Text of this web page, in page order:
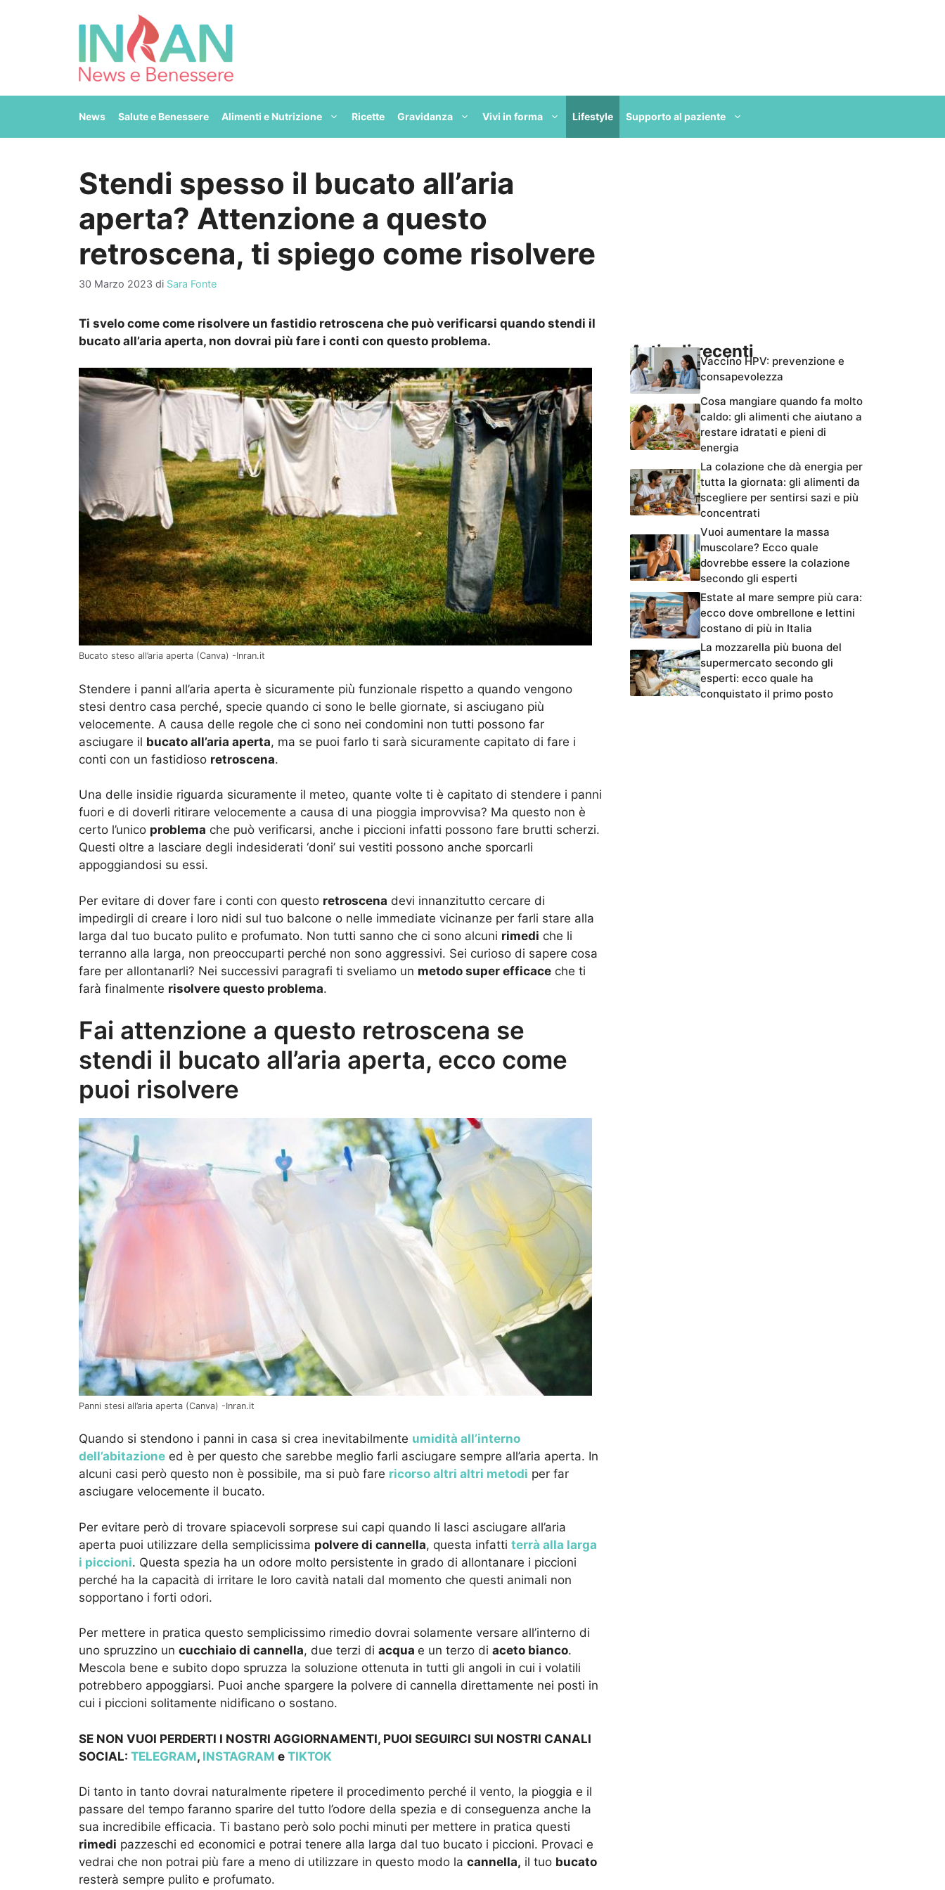
News Salute e Benessere Alimenti e Nutrizione Ricette Gravidanza Vivi in forma Lifestyle Supporto al paziente
Stendi spesso il bucato all’aria
aperta? Attenzione a questo
retroscena, ti spiego come risolvere
30 Marzo 2023 di Sara Fonte
Ti svelo come come risolvere un fastidio retroscena che può verificarsi quando stendi il
bucato all’aria aperta, non dovrai più fare i conti con questo problema.
Bucato steso all’aria aperta (Canva) -Inran.it
Stendere i panni all’aria aperta è sicuramente più funzionale rispetto a quando vengono
stesi dentro casa perché, specie quando ci sono le belle giornate, si asciugano più
velocemente. A causa delle regole che ci sono nei condomini non tutti possono far
asciugare il bucato all’aria aperta, ma se puoi farlo ti sarà sicuramente capitato di fare i
conti con un fastidioso retroscena.
Una delle insidie riguarda sicuramente il meteo, quante volte ti è capitato di stendere i panni
fuori e di doverli ritirare velocemente a causa di una pioggia improvvisa? Ma questo non è
certo l’unico problema che può verificarsi, anche i piccioni infatti possono fare brutti scherzi.
Questi oltre a lasciare degli indesiderati ‘doni’ sui vestiti possono anche sporcarli
appoggiandosi su essi.
Per evitare di dover fare i conti con questo retroscena devi innanzitutto cercare di
impedirgli di creare i loro nidi sul tuo balcone o nelle immediate vicinanze per farli stare alla
larga dal tuo bucato pulito e profumato. Non tutti sanno che ci sono alcuni rimedi che li
terranno alla larga, non preoccuparti perché non sono aggressivi. Sei curioso di sapere cosa
fare per allontanarli? Nei successivi paragrafi ti sveliamo un metodo super efficace che ti
farà finalmente risolvere questo problema.
Fai attenzione a questo retroscena se
stendi il bucato all’aria aperta, ecco come
puoi risolvere
Panni stesi all’aria aperta (Canva) -Inran.it
Quando si stendono i panni in casa si crea inevitabilmente umidità all’interno
dell’abitazione ed è per questo che sarebbe meglio farli asciugare sempre all’aria aperta. In
alcuni casi però questo non è possibile, ma si può fare ricorso altri altri metodi per far
asciugare velocemente il bucato.
Per evitare però di trovare spiacevoli sorprese sui capi quando li lasci asciugare all’aria
aperta puoi utilizzare della semplicissima polvere di cannella, questa infatti terrà alla larga
i piccioni. Questa spezia ha un odore molto persistente in grado di allontanare i piccioni
perché ha la capacità di irritare le loro cavità natali dal momento che questi animali non
sopportano i forti odori.
Per mettere in pratica questo semplicissimo rimedio dovrai solamente versare all’interno di
uno spruzzino un cucchiaio di cannella, due terzi di acqua e un terzo di aceto bianco.
Mescola bene e subito dopo spruzza la soluzione ottenuta in tutti gli angoli in cui i volatili
potrebbero appoggiarsi. Puoi anche spargere la polvere di cannella direttamente nei posti in
cui i piccioni solitamente nidificano o sostano.
SE NON VUOI PERDERTI I NOSTRI AGGIORNAMENTI, PUOI SEGUIRCI SUI NOSTRI CANALI
SOCIAL: TELEGRAM, INSTAGRAM e TIKTOK
Di tanto in tanto dovrai naturalmente ripetere il procedimento perché il vento, la pioggia e il
passare del tempo faranno sparire del tutto l’odore della spezia e di conseguenza anche la
sua incredibile efficacia. Ti bastano però solo pochi minuti per mettere in pratica questi
rimedi pazzeschi ed economici e potrai tenere alla larga dal tuo bucato i piccioni. Provaci e
vedrai che non potrai più fare a meno di utilizzare in questo modo la cannella, il tuo bucato
resterà sempre pulito e profumato.
Articoli recentiVaccino HPV: prevenzione e
consapevolezza
Cosa mangiare quando fa molto
caldo: gli alimenti che aiutano a
restare idratati e pieni di
energia
La colazione che dà energia per
tutta la giornata: gli alimenti da
scegliere per sentirsi sazi e più
concentrati
Vuoi aumentare la massa
muscolare? Ecco quale
dovrebbe essere la colazione
secondo gli esperti
Estate al mare sempre più cara:
ecco dove ombrellone e lettini
costano di più in Italia
La mozzarella più buona del
supermercato secondo gli
esperti: ecco quale ha
conquistato il primo posto